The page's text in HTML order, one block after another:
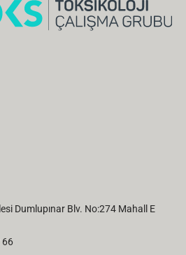
Dumlupınar Blv. No:274 Mahall E
66